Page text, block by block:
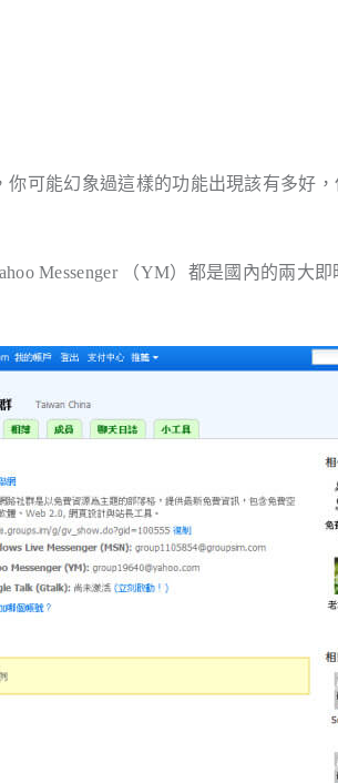
可能幻象過這樣的功能出現該有多好
Messenger （YM）都是國內的兩大